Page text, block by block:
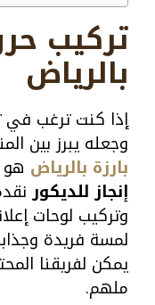
تركيب
بالرياض
إذا كنت ترغب في
وجعله يبرز بين
بارزة بالرياض هو
إنجاز للديكور
وتركيب لوحات
لمسة فريدة
يمكن لفريقنا
ملهم.